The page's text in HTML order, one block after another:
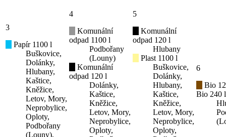
3
Papír 1100 l
Buškovice,
Dolánky,
Hlubany,
Kaštice,
Kněžice,
Letov, Mory,
Neprobylice,
Oploty,
Podbořany
(Louny),
4
Komunální
odpad 1100 l
Podbořany
(Louny)
Komunální
odpad 120 l
Dolánky,
Kaštice,
Kněžice,
Letov, Mory,
Neprobylice,
Oploty,
5
Komunální
odpad 120 l
Hlubany
Plast 1100 l
Buškovice,
Dolánky,
Hlubany,
Kaštice,
Kněžice,
Letov, Mory,
Neprobylice,
Oploty,
6
Bio
Bio 240 l